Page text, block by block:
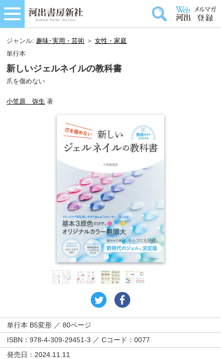
ジャンル: 趣味･実用・芸術 ＞女性・家庭
単行本
新しいジェルネイルの教科書
爪を傷めない
小笠原 弥生 著
単行本 B5変形 ／ 80ページ
ISBN：978-4-309-29451-3 ／ Cコード：0077
発売日：2024.11.11